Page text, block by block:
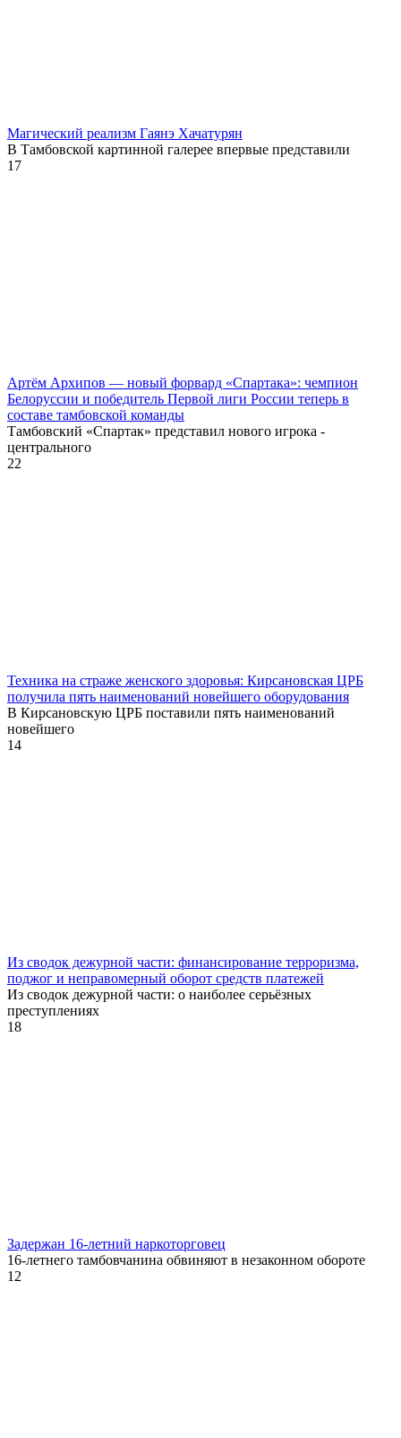
Магический реализм Гаянэ Хачатурян
В Тамбовской картинной галерее впервые представили
17
Артём Архипов — новый форвард «Спартака»: чемпион
Белоруссии и победитель Первой лиги России теперь в
составе тамбовской команды
Тамбовский «Спартак» представил нового игрока -
центрального
22
Техника на страже женского здоровья: Кирсановская ЦРБ
получила пять наименований новейшего оборудования
В Кирсановскую ЦРБ поставили пять наименований
новейшего
14
Из сводок дежурной части: финансирование терроризма,
поджог и неправомерный оборот средств платежей
Из сводок дежурной части: о наиболее серьёзных
преступлениях
18
Задержан 16-летний наркоторговец
16-летнего тамбовчанина обвиняют в незаконном обороте
12